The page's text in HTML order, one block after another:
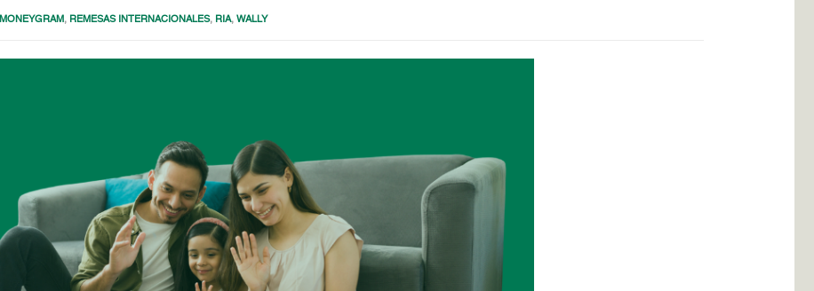
MONEYGRAM, REMESAS INTERNACIONALES, RIA,WALLY